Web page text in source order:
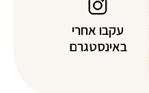
עקבו אחרי
באינסטגרם